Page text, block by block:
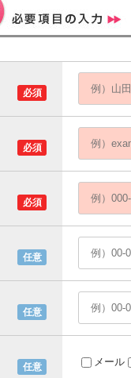
必須
必須
必須
任意
任意
任意 メール